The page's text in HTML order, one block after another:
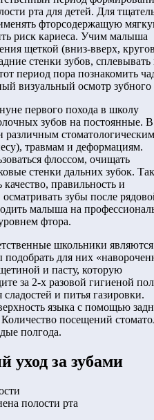
рта для детей. Для
фторсодержащую
риск кариеса. Учим малыша
щеткой (вниз-вверх,
стенки зубов, сплевывать
период пора познакомить
визуальный осмотр зубного
первого похода в школу
зубов на постоянные. В
различным стоматологическим
травмам и деформациям.
флоссом, очищать
стенки дальних зубок.
правильность и
зубы после
малыша на
фтора.
школьники являются
подобрать для них
и пасту, которую
за 2-х разовой гигиеной
и питья газировки.
языка с помощью
посещений
полгода.
уход за зубами
полости рта